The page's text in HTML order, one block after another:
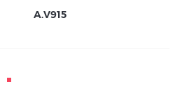
A.V915